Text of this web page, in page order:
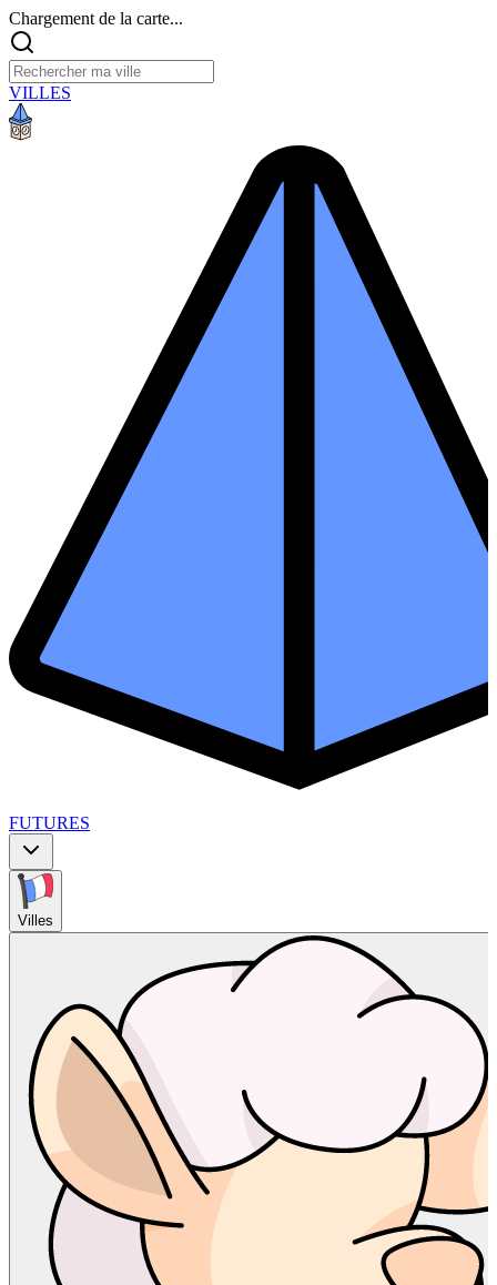
Chargement de la carte...
VILLES
FUTURES
Villes